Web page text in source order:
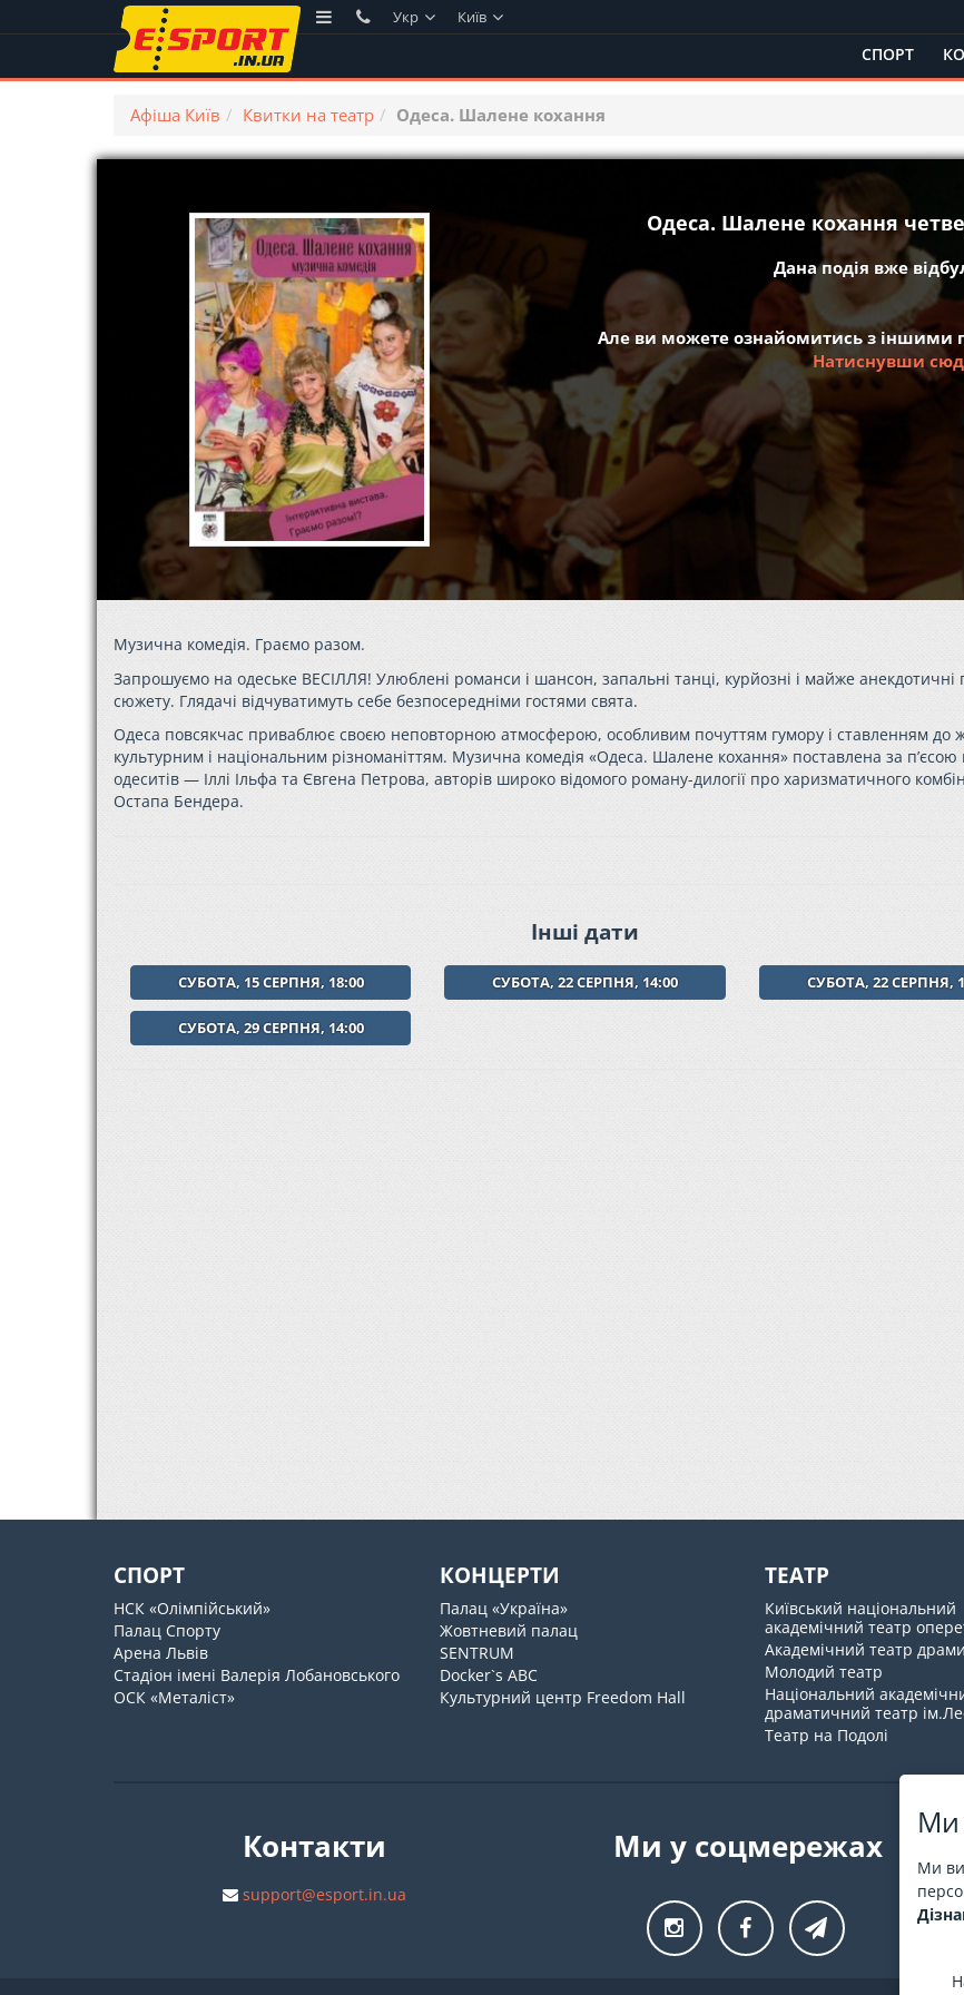
Ми
Ми
Укр Київ
СПОРТ
Афіша Київ Квитки на театр Одеса. Шалене кохання
Одеса. Шалене кохання
Дана подія вже
Але ви можете ознайомитись з іншими
Натиснувши
Музична комедія. Граємо разом.
Запрошуємо на одеське ВЕСІЛЛЯ! Улюблені романси і шансон, запальні танці, курйозні і майже анекдотичні
сюжету. Глядачі відчуватимуть себе безпосередніми гостями свята.
Одеса повсякчас приваблює своєю неповторною атмосферою, особливим почуттям гумору і ставленням до
культурним і національним різноманіттям. Музична комедія «Одеса. Шалене кохання» поставлена за п’єсою
одеситів — Іллі Ільфа та Євгена Петрова, авторів широко відомого роману-дилогії про харизматичного
Остапа Бендера.
Інші дати
СУБОТА, 15 СЕРПНЯ, 18:00 СУБОТА, 22 СЕРПНЯ, 14:00 СУБОТА, 22 СЕРПНЯ,
СУБОТА, 29 СЕРПНЯ, 14:00
СПОРТ
НСК «Олімпійський»
Палац Спорту
Арена Львів
Стадіон імені Валерія Лобановського
ОСК «Металіст»
КОНЦЕРТИ
Палац «Україна»
Жовтневий палац
SENTRUM
Docker`s ABC
Культурний центр Freedom Hall
ТЕАТР
Київський національний
академічний театр
Академічний театр драми
Молодий театр
Національний
драматичний театр
Театр на Подолі
Контакти
support@esport.in.ua
Ми у соцмережах